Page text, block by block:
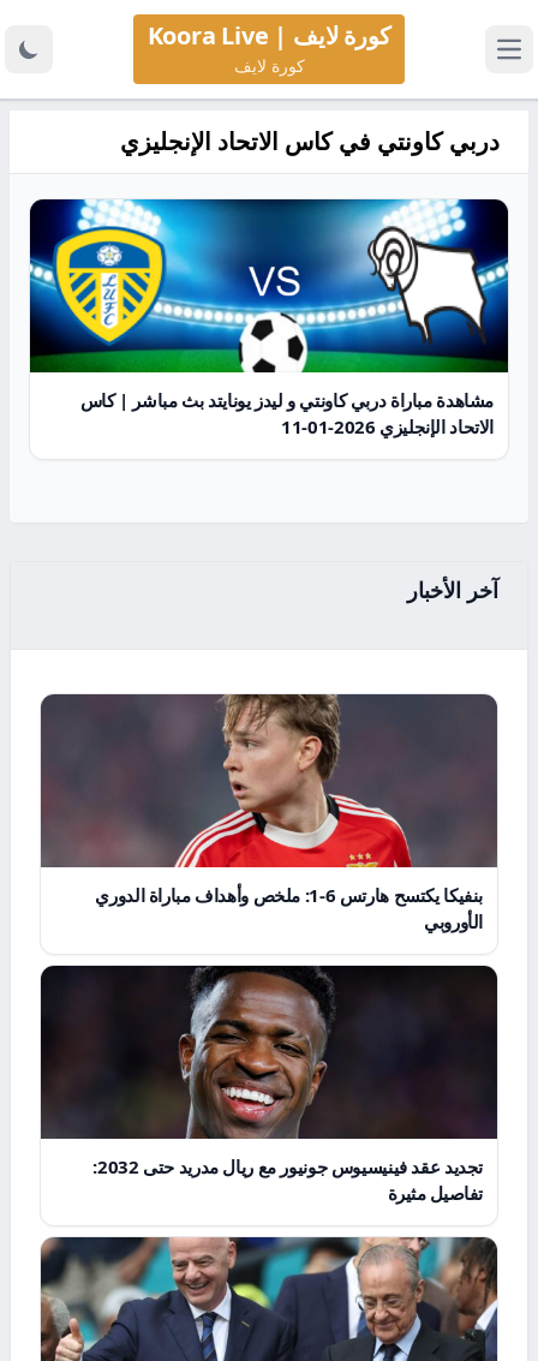
كورة لايف | Koora Live
كورة لايف
دربي كاونتي في كاس الاتحاد الإنجليزي
مشاهدة مباراة دربي كاونتي و ليدز يونايتد بث مباشر | كاس
الاتحاد الإنجليزي 2026-01-11
آخر الأخبار
بنفيكا يكتسح هارتس 6-1: ملخص وأهداف مباراة الدوري
الأوروبي
تجديد عقد فينيسيوس جونيور مع ريال مدريد حتى 2032:
تفاصيل مثيرة